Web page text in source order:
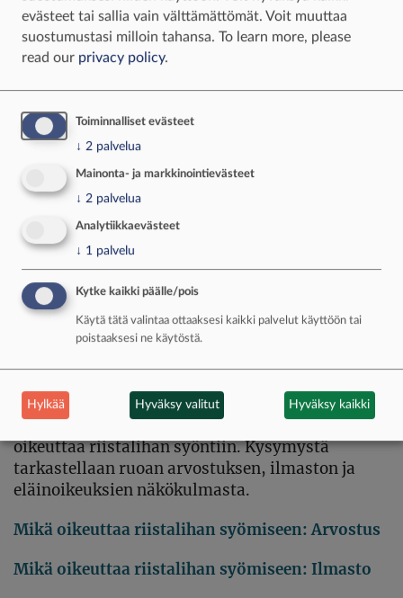
Lumme on pohtinut Jahtimediassa julkaistuissa
juttusarjoissa sekä metsästyksen oikeutusta että
Pohdintoja-juttusarjassaLumme pohtii, onko
luontokeskustelu rikki ja millaista voisi olla
Mistä metsästäjien kokemus
luontokeskustelusta syntyy?
Onko julkinen keskustelu metsästyksestä rikki?
Metsästyskeskustelu somessa – pelkkää
vihapuhetta ja trollausta?
Miksi metsästystä vainotaan ja voiko siihen
Kolmen osan juttusarjassa pohditaan, mikä
oikeuttaa riistalihan syöntiin. Kysymystä
tarkastellaan ruoan arvostuksen, ilmaston ja
eläinoikeuksien näkökulmasta.
Mikä oikeuttaa riistalihan syömiseen: Arvostus
Mikä oikeuttaa riistalihan syömiseen: Ilmasto
evästeet tai sallia vain välttämättömät. Voit muuttaa
suostumustasi milloin tahansa. To learn more, please
read our privacy policy.
Toiminnalliset evästeet
↓ 2 palvelua
Mainonta- ja markkinointievästeet
↓ 2 palvelua
Analytiikkaevästeet
↓ 1 palvelu
Kytke kaikki päälle/pois
Käytä tätä valintaa ottaaksesi kaikki palvelut käyttöön tai
poistaaksesi ne käytöstä.
Hylkää Hyväksy valitut Hyväksy kaikki